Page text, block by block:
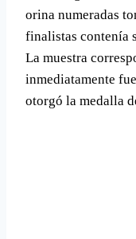
orina numeradas
finalistas contení­a
La muestra
inmediatamente
otorgó la medalla